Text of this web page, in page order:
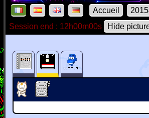
Accueil
Session end : 12h00m00s
Hide